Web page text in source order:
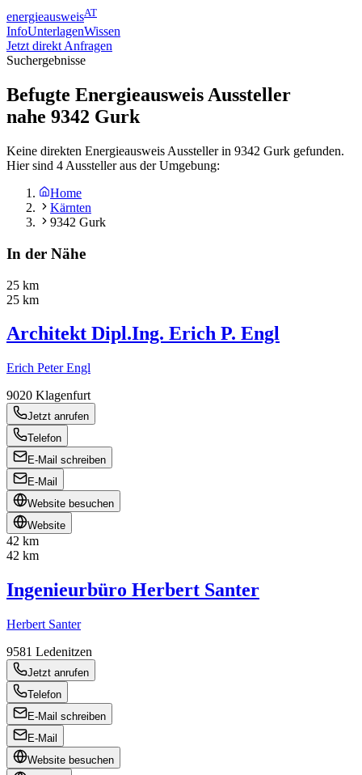
energieausweisAT
InfoUnterlagenWissen
Jetzt direkt Anfragen
Suchergebnisse
Befugte Energieausweis Aussteller
nahe 9342 Gurk
Keine direkten Energieausweis Aussteller in 9342 Gurk gefunden.
Hier sind 4 Aussteller aus der Umgebung:
Home
Kärnten
9342 Gurk
In der Nähe
25 km
25 km
Architekt Dipl.Ing. Erich P. Engl
Erich Peter Engl
9020 Klagenfurt
Jetzt anrufen
Telefon
E-Mail schreiben
E-Mail
Website besuchen
Website
42 km
42 km
Ingenieurbüro Herbert Santer
Herbert Santer
9581 Ledenitzen
Jetzt anrufen
Telefon
E-Mail schreiben
E-Mail
Website besuchen